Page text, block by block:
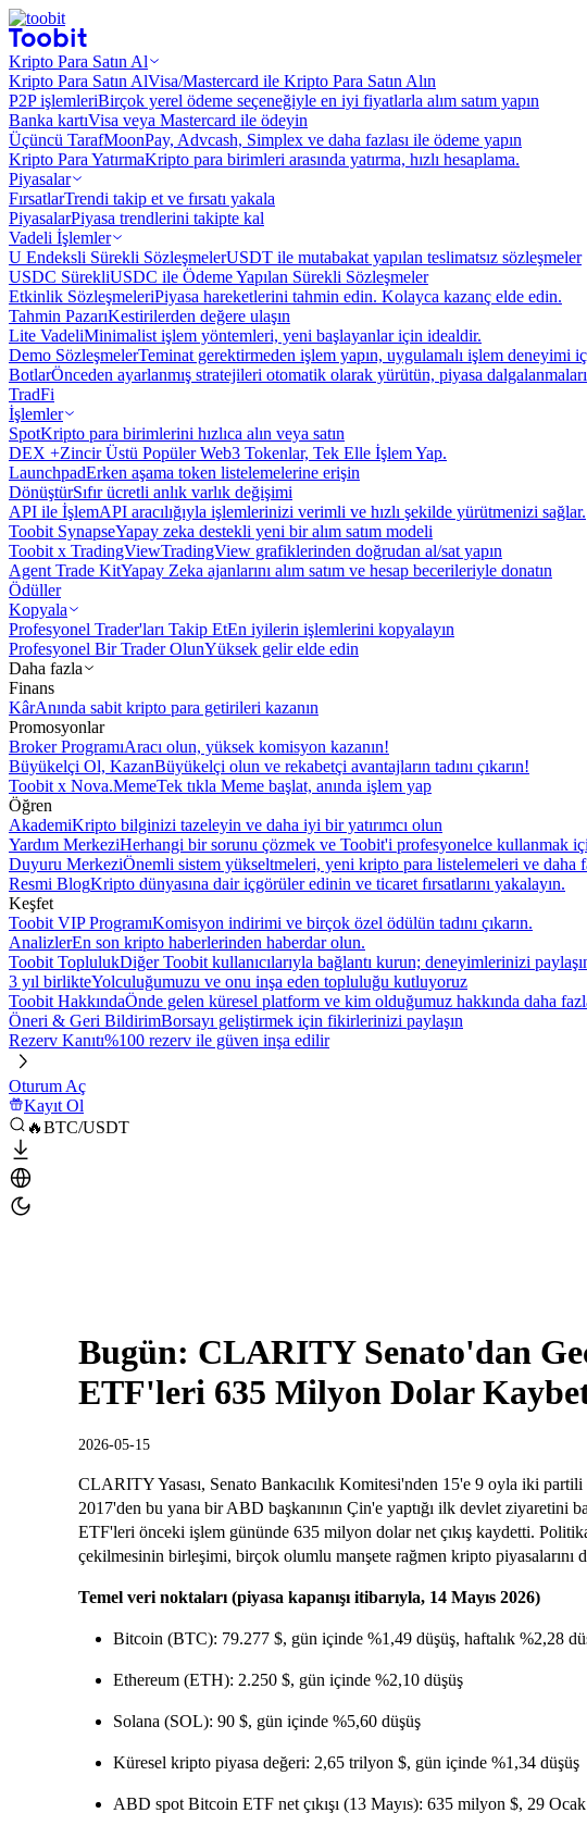
Kripto Para Satın Al
Kripto Para Satın AlVisa/Mastercard ile Kripto Para Satın Alın
P2P işlemleriBirçok yerel ödeme seçeneğiyle en iyi fiyatlarla alım satım yapın
Banka kartıVisa veya Mastercard ile ödeyin
Üçüncü TarafMoonPay, Advcash, Simplex ve daha fazlası ile ödeme yapın
Kripto Para YatırmaKripto para birimleri arasında yatırma, hızlı hesaplama.
Piyasalar
FırsatlarTrendi takip et ve fırsatı yakala
PiyasalarPiyasa trendlerini takipte kal
Vadeli İşlemler
U Endeksli Sürekli SözleşmelerUSDT ile mutabakat yapılan teslimatsız sözleşmeler
USDC SürekliUSDC ile Ödeme Yapılan Sürekli Sözleşmeler
Etkinlik SözleşmeleriPiyasa hareketlerini tahmin edin. Kolayca kazanç elde edin.
Tahmin PazarıKestirilerden değere ulaşın
Lite VadeliMinimalist işlem yöntemleri, yeni başlayanlar için idealdir.
Demo SözleşmelerTeminat gerektirmeden işlem yapın, uygulamalı işlem deneyimi
BotlarÖnceden ayarlanmış stratejileri otomatik olarak yürütün, piyasa
TradFi
İşlemler
SpotKripto para birimlerini hızlıca alın veya satın
DEX +Zincir Üstü Popüler Web3 Tokenlar, Tek Elle İşlem Yap.
LaunchpadErken aşama token listelemelerine erişin
DönüştürSıfır ücretli anlık varlık değişimi
API ile İşlemAPI aracılığıyla işlemlerinizi verimli ve hızlı şekilde yürütmenizi sağlar.
Toobit SynapseYapay zeka destekli yeni bir alım satım modeli
Toobit x TradingViewTradingView grafiklerinden doğrudan al/sat yapın
Agent Trade KitYapay Zeka ajanlarını alım satım ve hesap becerileriyle donatın
Ödüller
Kopyala
Profesyonel Trader'ları Takip EtEn iyilerin işlemlerini kopyalayın
Profesyonel Bir Trader OlunYüksek gelir elde edin
Daha fazla
Finans
KârAnında sabit kripto para getirileri kazanın
Promosyonlar
Broker ProgramıAracı olun, yüksek komisyon kazanın!
Büyükelçi Ol, KazanBüyükelçi olun ve rekabetçi avantajların tadını çıkarın!
Toobit x Nova.MemeTek tıkla Meme başlat, anında işlem yap
Öğren
AkademiKripto bilginizi tazeleyin ve daha iyi bir yatırımcı olun
Yardım MerkeziHerhangi bir sorunu çözmek ve Toobit'i profesyonelce kullanmak
Duyuru MerkeziÖnemli sistem yükseltmeleri, yeni kripto para listelemeleri ve daha
Resmi BlogKripto dünyasına dair içgörüler edinin ve ticaret fırsatlarını yakalayın.
Keşfet
Toobit VIP ProgramıKomisyon indirimi ve birçok özel ödülün tadını çıkarın.
AnalizlerEn son kripto haberlerinden haberdar olun.
Toobit ToplulukDiğer Toobit kullanıcılarıyla bağlantı kurun; deneyimlerinizi
3 yıl birlikteYolculuğumuzu ve onu inşa eden topluluğu kutluyoruz
Toobit HakkındaÖnde gelen küresel platform ve kim olduğumuz hakkında daha
Öneri & Geri BildirimBorsayı geliştirmek için fikirlerinizi paylaşın
Rezerv Kanıtı%100 rezerv ile güven inşa edilir
Oturum Aç
Kayıt Ol
🔥BTC/USDT
Bugün: CLARITY Senato'dan
ETF'leri 635 Milyon Dolar
2026-05-15
CLARITY Yasası, Senato Bankacılık Komitesi'nden 15'e 9 oyla iki
2017'den bu yana bir ABD başkanının Çin'e yaptığı ilk devlet ziyaretini
ETF'leri önceki işlem gününde 635 milyon dolar net çıkış kaydetti.
çekilmesinin birleşimi, birçok olumlu manşete rağmen kripto piyasalarını
Temel veri noktaları (piyasa kapanışı itibarıyla, 14 Mayıs 2026)
Bitcoin (BTC): 79.277 $, gün içinde %1,49 düşüş, haftalık %2,28
Ethereum (ETH): 2.250 $, gün içinde %2,10 düşüş
Solana (SOL): 90 $, gün içinde %5,60 düşüş
Küresel kripto piyasa değeri: 2,65 trilyon $, gün içinde %1,34 düşüş
ABD spot Bitcoin ETF net çıkışı (13 Mayıs): 635 milyon $, 29